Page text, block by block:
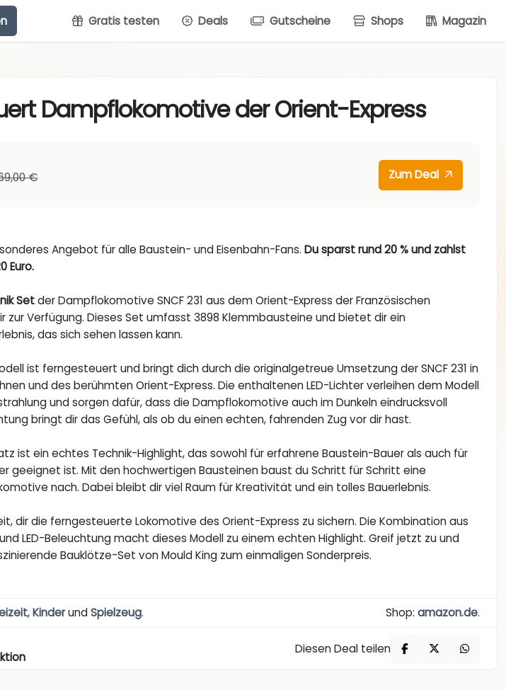
Gratis testen Deals Gutscheine Shops Magazin
Dampflokomotive der Orient-Express
€ Zum Deal
Angebot für alle Baustein- und Eisenbahn-Fans.Du sparst rund 20 % und zahlst
Euro.
Setder Dampflokomotive SNCF 231 aus dem Orient-Express der Französischen
zur Verfügung. Dieses Set umfasst 3898 Klemmbausteine und bietet dir ein
das sich sehen lassen kann.
ist ferngesteuert und bringt dich durch die originalgetreue Umsetzung der SNCF 231 in
und des berühmten Orient-Express. Die enthaltenen LED-Lichter verleihen dem Modell
und sorgen dafür, dass die Dampflokomotive auch im Dunkeln eindrucksvoll
bringt dir das Gefühl, als ob du einen echten, fahrenden Zug vor dir hast.
ist ein echtes Technik-Highlight, das sowohl für erfahrene Baustein-Bauer als auch für
geeignet ist. Mit den hochwertigen Bausteinen baust du Schritt für Schritt eine
nach. Dabei bleibt dir viel Raum für Kreativität und ein tolles Bauerlebnis.
dir die ferngesteuerte Lokomotive des Orient-Express zu sichern. Die Kombination aus
LED-Beleuchtung macht dieses Modell zu einem echten Highlight. Greif jetzt zu und
Bauklötze-Set von Mould King zum einmaligen Sonderpreis.
,KinderundSpielzeug. Shop: amazon.de.
Diesen Deal teilen